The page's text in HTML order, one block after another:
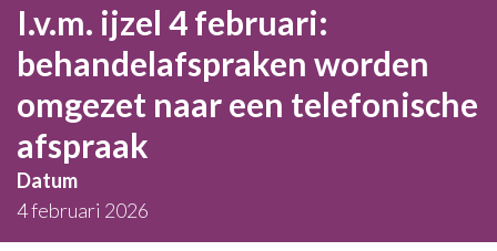
I.v.m. ijzel 4 februari:
behandelafspraken worden
omgezet naar een telefonische
afspraak
Datum
4 februari 2026